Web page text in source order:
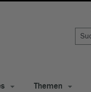
Themen